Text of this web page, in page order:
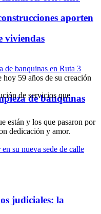
aporten
viviendas
de banquinas
judiciales: la
59 años de su creación
de servicios que
están y los que pasaron por
dedicación y amor.